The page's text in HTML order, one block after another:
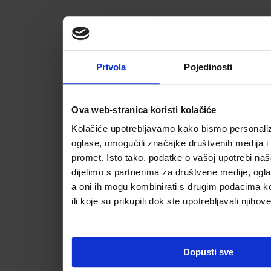
Privola Pojedinosti
Ova web-stranica koristi kolačiće
Kolačiće upotrebljavamo kako bismo
oglase, omogućili značajke društvenih medija i
promet. Isto tako, podatke o vašoj upotrebi
dijelimo s partnerima za društvene medije,
a oni ih mogu kombinirati s drugim podacima
ili koje su prikupili dok ste upotrebljavali
Dopusti sve